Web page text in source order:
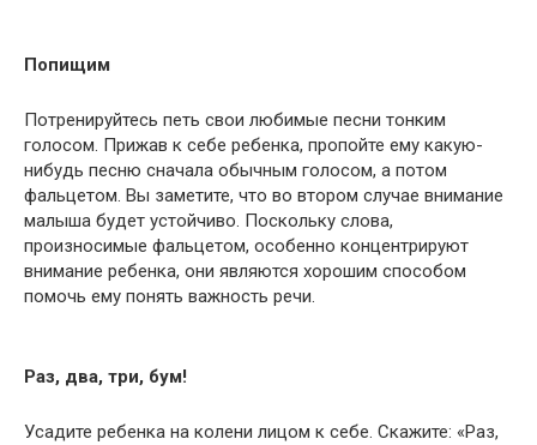
Попищим
Потренируйтесь петь свои любимые песни тонким
голосом. Прижав к себе ребенка, пропойте ему какую-
нибудь песню сначала обычным голосом, а потом
фальцетом. Вы заметите, что во втором случае внимание
малыша будет устойчиво. Поскольку слова,
произносимые фальцетом, особенно концентрируют
внимание ребенка, они являются хорошим способом
помочь ему понять важность речи.
Раз, два, три, бум!
Усадите ребенка на колени лицом к себе. Скажите: «Раз,